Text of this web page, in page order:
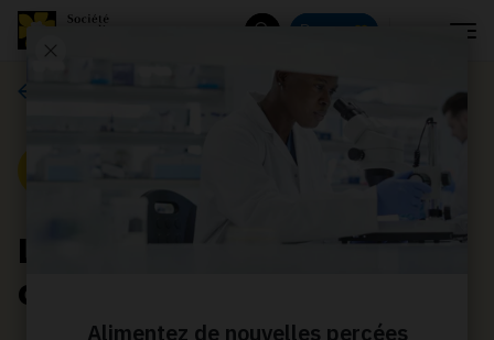
Donnez
Légumes marinés au
citron et à l’huile